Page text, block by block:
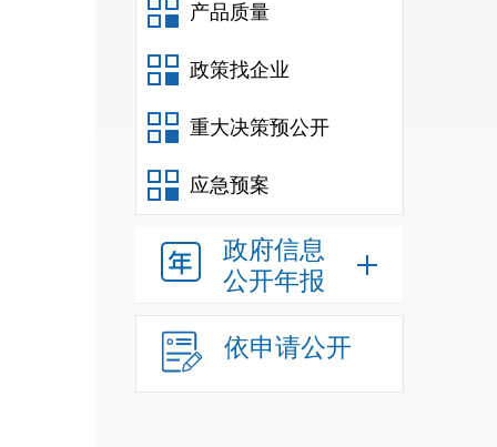
产品质量
政策找企业
重大决策预公开
应急预案
政府信息
公开年报
依申请公开